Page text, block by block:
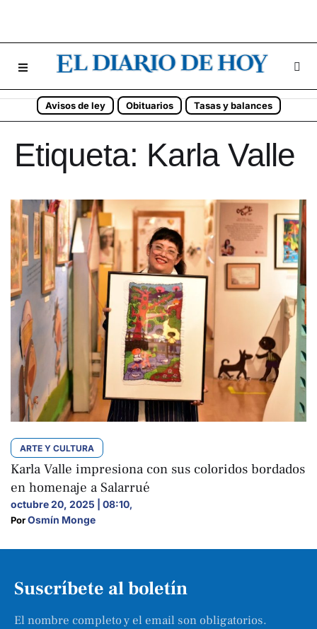
Avisos de ley Obituarios Tasas y balances
Etiqueta: Karla Valle
ARTE Y CULTURA
Karla Valle impresiona con sus coloridos bordados
en homenaje a Salarrué
octubre 20, 2025 | 08:10,
Por Osmín Monge
Suscríbete al boletín
El nombre completo y el email son obligatorios.